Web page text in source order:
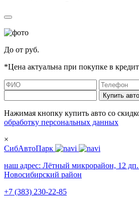
До от руб.
*Цена актуальна при покупке в кредит
Купить
Нажимая кнопку купить авто со
обработку персональных данных
×
СибАвтоПарк
наш адрес: Лётный микрорайон, 12
Новосибирский район
+7 (383) 230-22-85